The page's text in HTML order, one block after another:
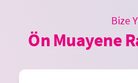
Bize
Ön Muayene